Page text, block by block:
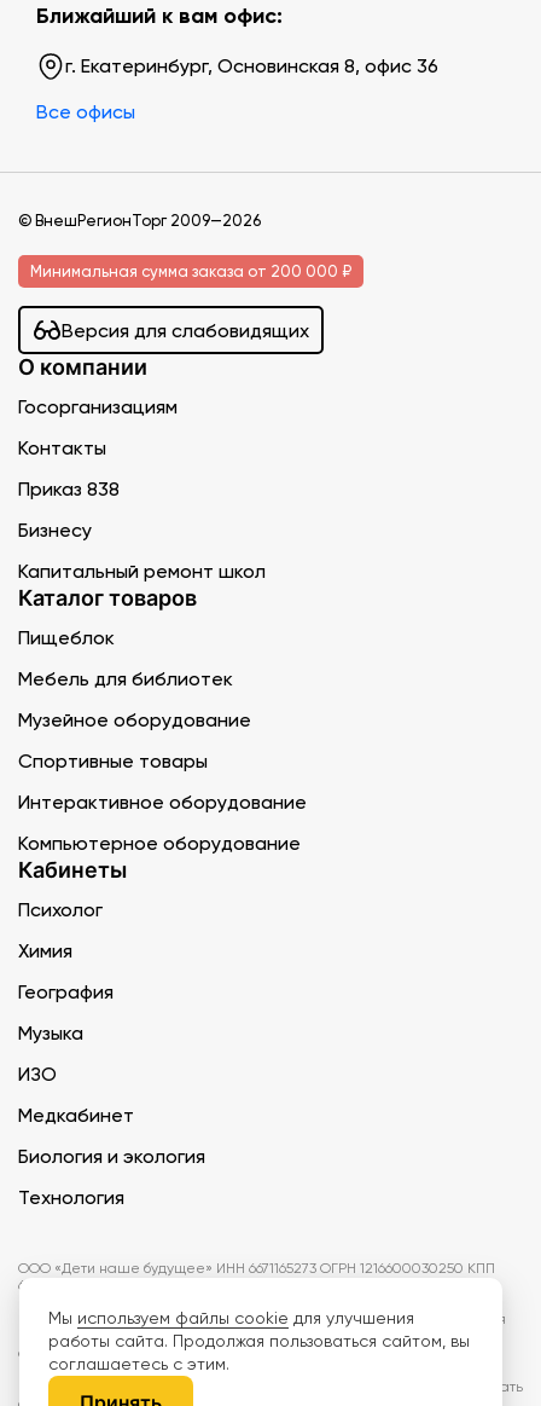
Ближайший к вам офис:
г. Екатеринбург, Основинская 8, офис 36
Все офисы
© ВнешРегионТорг 2009—2026
Минимальная сумма заказа от 200 000 ₽
Версия для слабовидящих
О компании
Госорганизациям
Контакты
Приказ 838
Бизнесу
Капитальный ремонт школ
Каталог товаров
Пищеблок
Мебель для библиотек
Музейное оборудование
Спортивные товары
Интерактивное оборудование
Компьютерное оборудование
Кабинеты
Психолог
Химия
География
Музыка
ИЗО
Медкабинет
Биология и экология
Технология
ООО «Дети наше будущее» ИНН 6671165273 ОГРН 1216600030250 КПП
667101001 БИК 046577674
Информация на сайте не является публичной офертой. Изображения
могут отличаться от поставляемых товаров. Поставщик оставляет за
собой право изменить цены и характеристики товаров без
предварительного уведомления заказчика, если это не влияет на
качество поставляемой продукции. Мы используем cookie, чтобы делать
Мы используем файлы cookie для улучшения
работы сайта. Продолжая пользоваться сайтом, вы
соглашаетесь с этим.